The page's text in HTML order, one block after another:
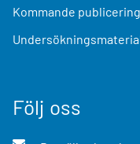
Kommande
Följ oss